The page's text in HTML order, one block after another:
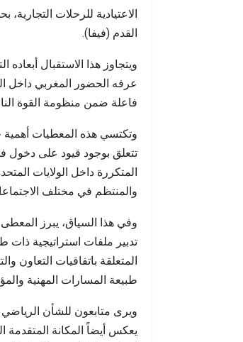
الاعتيادية للرحلات
القدم (فيفا).
ويتجاوز هذا الاستقبال
عرفه الحضور المغربي داخل
فاعلة ضمن منظومة القوة
وتكتسي هذه المعطيات أهمية
تتعلق بوجود قيود على دخول
المتكررة داخل الولايات
والمنتظم في مختلف
وفي هذا السياق، يبرز
تدبير ملفات استراتيجية
المتعلقة باتفاقيات التعاون
طبيعة المسارات المهنية
ويرى متابعون للشأن الرياضي
يعكس أيضاً المكانة المتقدمة
إنسانية تتجاوز